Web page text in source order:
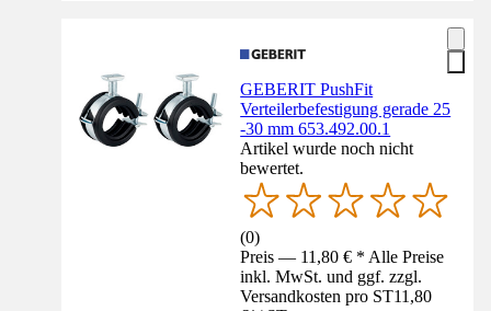
GEBERIT PushFit
Verteilerbefestigung gerade 25
-30 mm 653.492.00.1
Artikel wurde noch nicht
bewertet.
(0)
Preis — 11,80 € * Alle Preise
inkl. MwSt. und ggf. zzgl.
Versandkosten pro ST11,80